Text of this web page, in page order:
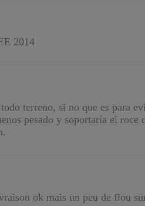
2014
terreno, si no que es para
pesado y soportaría el roce
ok mais un peu de flou